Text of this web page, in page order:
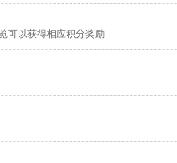
可以获得相应积分奖励